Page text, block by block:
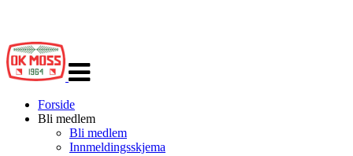
navigasjon
Forside
Bli medlem
Bli medlem
Innmeldingsskjema